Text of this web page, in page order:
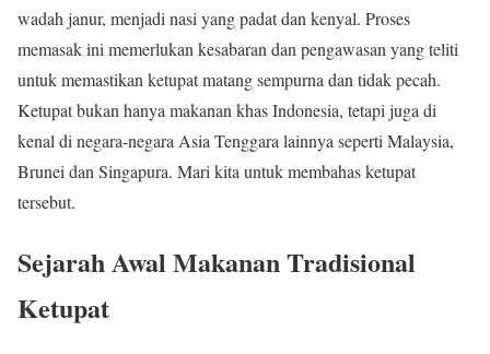
wadah janur, menjadi nasi yang padat dan kenyal. Proses
memasak ini memerlukan kesabaran dan pengawasan yang teliti
untuk memastikan ketupat matang sempurna dan tidak pecah.
Ketupat bukan hanya makanan khas Indonesia, tetapi juga di
kenal di negara-negara Asia Tenggara lainnya seperti Malaysia,
Brunei dan Singapura. Mari kita untuk membahas ketupat
tersebut.
Sejarah Awal Makanan Tradisional
Ketupat